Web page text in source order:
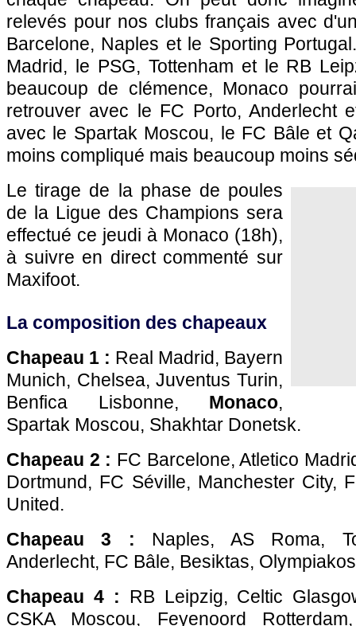
relevés pour nos clubs français avec
Barcelone, Naples et le Sporting
Madrid, le PSG, Tottenham et le RB
beaucoup de clémence, Monaco
retrouver avec le FC Porto, Anderlecht
avec le Spartak Moscou, le FC Bâle et
moins compliqué mais beaucoup moins
Le tirage de la phase de poules
de la Ligue des Champions sera
effectué ce jeudi à Monaco (18h),
à suivre en direct commenté sur
Maxifoot.
La composition des chapeaux
Chapeau 1 : Real Madrid, Bayern
Munich, Chelsea, Juventus Turin,
Benfica Lisbonne, Monaco,
Spartak Moscou, Shakhtar Donetsk.
Chapeau 2 : FC Barcelone, Atletico
Dortmund, FC Séville, Manchester City,
United.
Chapeau 3 : Naples, AS Roma,
Anderlecht, FC Bâle, Besiktas,
Chapeau 4 : RB Leipzig, Celtic
CSKA Moscou, Feyenoord